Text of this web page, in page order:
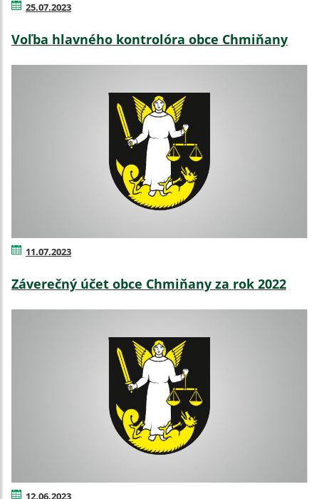
25.07.2023
Voľba hlavného kontrolóra obce Chmiňany
11.07.2023
Záverečný účet obce Chmiňany za rok 2022
12.06.2023